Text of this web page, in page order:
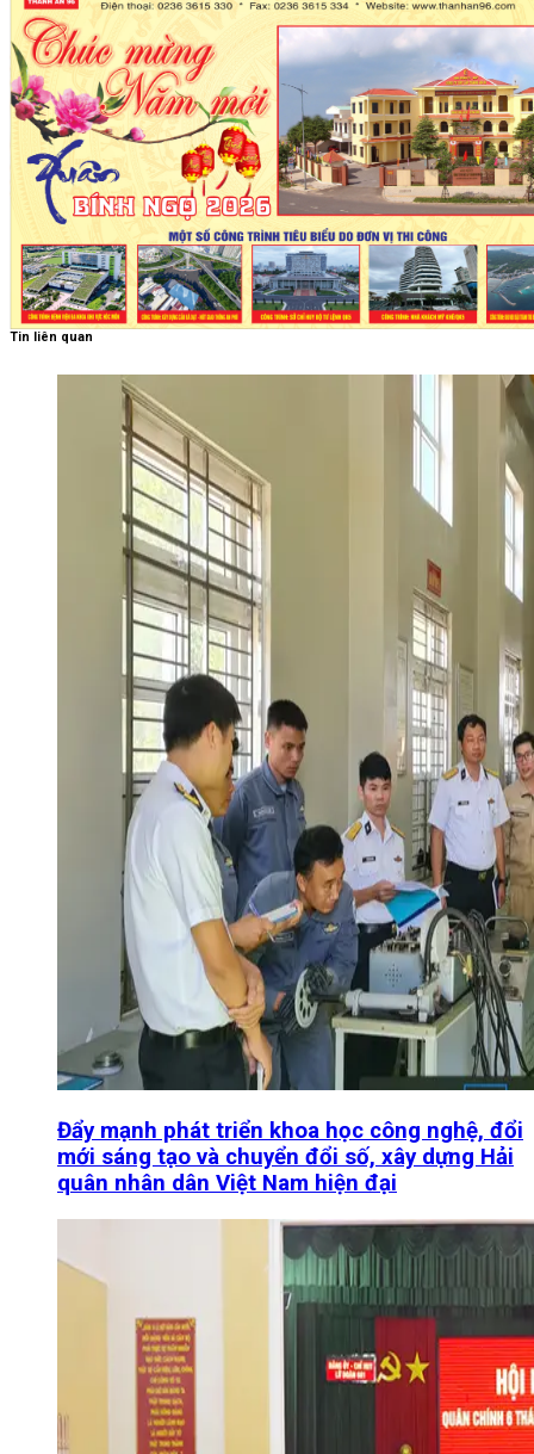
Tin liên quan
Đẩy mạnh phát triển khoa học công nghệ, đổi
mới sáng tạo và chuyển đổi số, xây dựng Hải
quân nhân dân Việt Nam hiện đại